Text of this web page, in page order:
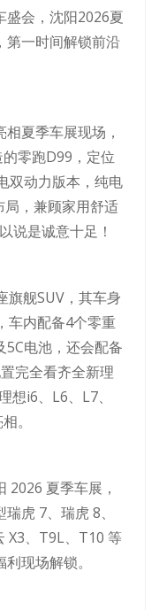
盛会，沈阳2026夏
第一时间解锁前沿
夏季车展现场，
零跑D99，定位
双动力版本，纯电
，兼顾家用舒适
说是诚意十足！
旗舰SUV，其车身
车内配备4个零重
5C电池，还会配备
完全看齐全新理
想i6、L6、L7、
。
2026 夏季车展，
虎 7、瑞虎 8、
X3、T9L、T10 等
现场解锁。